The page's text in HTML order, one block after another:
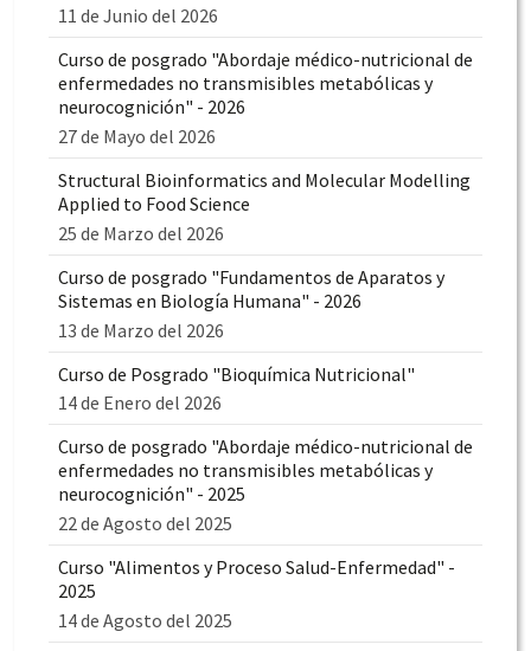
11 de Junio del 2026
Curso de posgrado "Abordaje médico-nutricional de
enfermedades no transmisibles metabólicas y
neurocognición" - 2026
27 de Mayo del 2026
Structural Bioinformatics and Molecular Modelling
Applied to Food Science
25 de Marzo del 2026
Curso de posgrado "Fundamentos de Aparatos y
Sistemas en Biología Humana" - 2026
13 de Marzo del 2026
Curso de Posgrado "Bioquímica Nutricional"
14 de Enero del 2026
Curso de posgrado "Abordaje médico-nutricional de
enfermedades no transmisibles metabólicas y
neurocognición" - 2025
22 de Agosto del 2025
Curso "Alimentos y Proceso Salud-Enfermedad" -
2025
14 de Agosto del 2025